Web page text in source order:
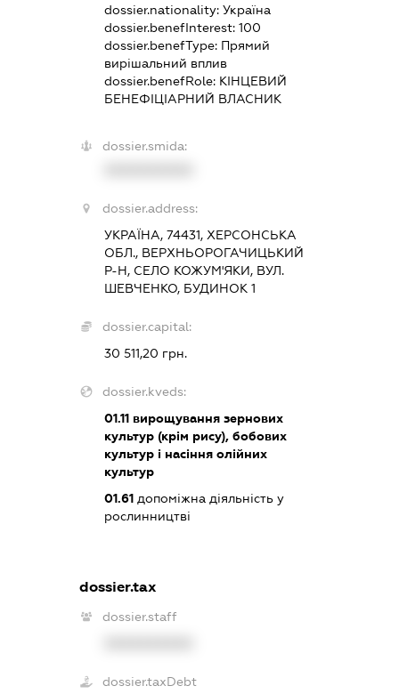
dossier.nationality:Україна
dossier.benefInterest:100
dossier.benefType: Прямий
вирішальний вплив
dossier.benefRole: КІНЦЕВИЙ
БЕНЕФІЦІАРНИЙ ВЛАСНИК
dossier.smida:
dossier.address:
УКРАЇНА, 74431, ХЕРСОНСЬКА
ОБЛ., ВЕРХНЬОРОГАЧИЦЬКИЙ
Р-Н, СЕЛО КОЖУМ'ЯКИ, ВУЛ.
ШЕВЧЕНКО, БУДИНОК 1
dossier.capital:
30 511,20 грн.
dossier.kveds:
01.11 вирощування зернових
культур (крім рису), бобових
культур і насіння олійних
культур
01.61 допоміжна діяльність у
рослинництві
dossier.tax
dossier.staff
dossier.taxDebt